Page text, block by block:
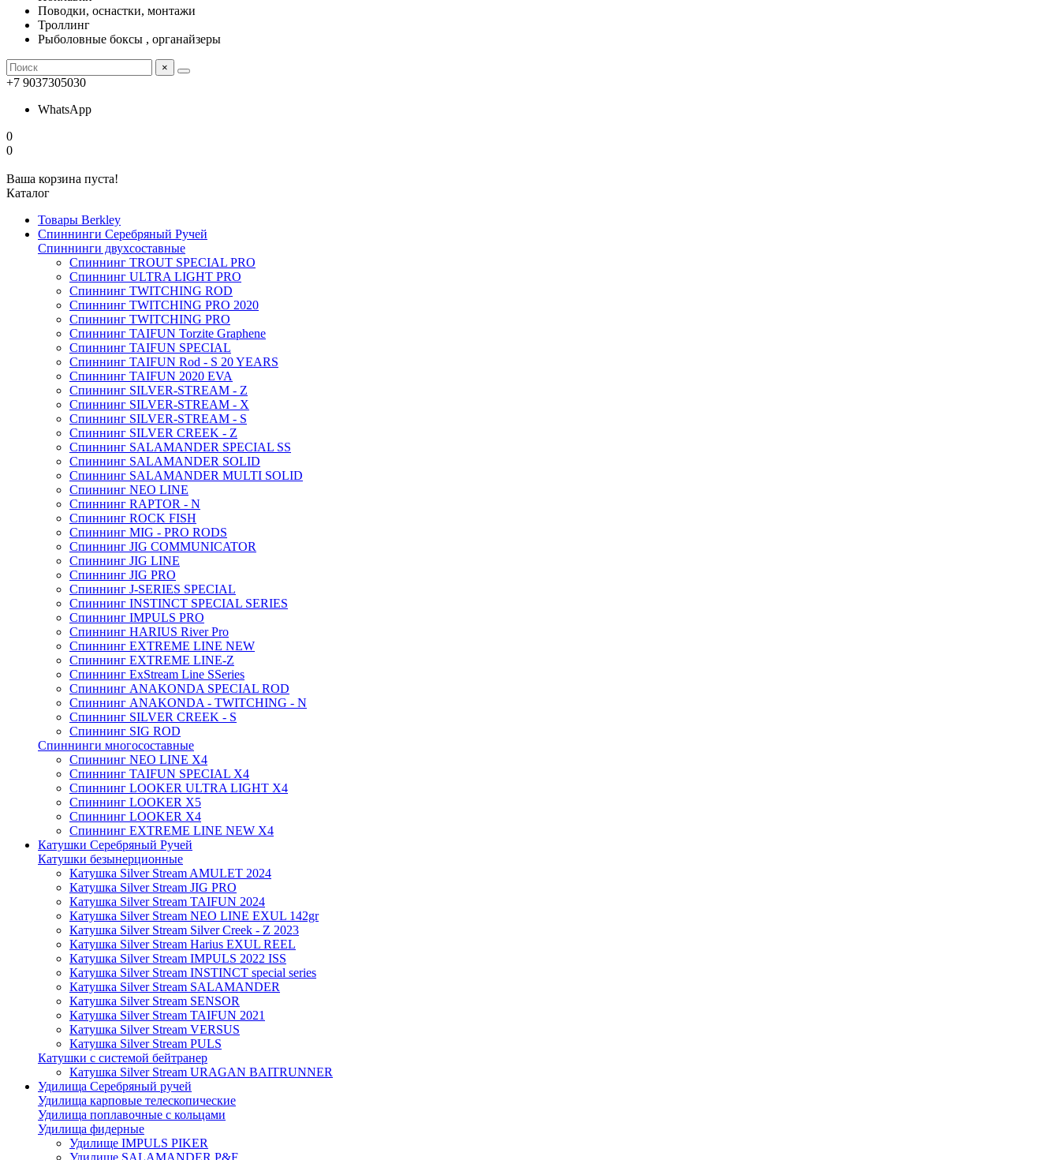
Поводки, оснастки, монтажи
Троллинг
Рыболовные боксы , органайзеры
×
+7 9037305030
WhatsApp
0
0
Ваша корзина пуста!
Каталог
Товары Berkley
Спиннинги Серебряный Ручей
Спиннинги двухсоставные
Спиннинг TROUT SPECIAL PRO
Спиннинг ULTRA LIGHT PRO
Спиннинг TWITCHING ROD
Спиннинг TWITCHING PRO 2020
Спиннинг TWITCHING PRO
Спиннинг TAIFUN Torzite Graphene
Спиннинг TAIFUN SPECIAL
Спиннинг TAIFUN Rod - S 20 YEARS
Спиннинг TAIFUN 2020 EVA
Спиннинг SILVER-STREAM - Z
Спиннинг SILVER-STREAM - X
Спиннинг SILVER-STREAM - S
Спиннинг SILVER CREEK - Z
Спиннинг SALAMANDER SPECIAL SS
Спиннинг SALAMANDER SOLID
Спиннинг SALAMANDER MULTI SOLID
Спиннинг NEO LINE
Спиннинг RAPTOR - N
Спиннинг ROCK FISH
Спиннинг MIG - PRO RODS
Спиннинг JIG COMMUNICATOR
Спиннинг JIG LINE
Спиннинг JIG PRO
Спиннинг J-SERIES SPECIAL
Спиннинг INSTINCT SPECIAL SERIES
Спиннинг IMPULS PRO
Спиннинг HARIUS River Pro
Спиннинг EXTREME LINE NEW
Спиннинг EXTREME LINE-Z
Спиннинг ExStream Line SSeries
Спиннинг ANAKONDA SPECIAL ROD
Спиннинг ANAKONDA - TWITCHING - N
Спиннинг SILVER CREEK - S
Спиннинг SIG ROD
Спиннинги многосоставные
Спиннинг NEO LINE X4
Спиннинг TAIFUN SPECIAL X4
Спиннинг LOOKER ULTRA LIGHT X4
Спиннинг LOOKER X5
Спиннинг LOOKER X4
Спиннинг EXTREME LINE NEW X4
Катушки Серебряный Ручей
Катушки безынерционные
Катушка Silver Stream AMULET 2024
Катушка Silver Stream JIG PRO
Катушка Silver Stream TAIFUN 2024
Катушка Silver Stream NEO LINE EXUL 142gr
Катушка Silver Stream Silver Creek - Z 2023
Катушка Silver Stream Harius EXUL REEL
Катушка Silver Stream IMPULS 2022 ISS
Катушка Silver Stream INSTINCT special series
Катушка Silver Stream SALAMANDER
Катушка Silver Stream SENSOR
Катушка Silver Stream TAIFUN 2021
Катушка Silver Stream VERSUS
Катушка Silver Stream PULS
Катушки с системой бейтранер
Катушка Silver Stream URAGAN BAITRUNNER
Удилища Серебряный ручей
Удилища карповые телескопические
Удилища поплавочные с кольцами
Удилища фидерные
Удилище IMPULS PIKER
Удилище SALAMANDER P&F